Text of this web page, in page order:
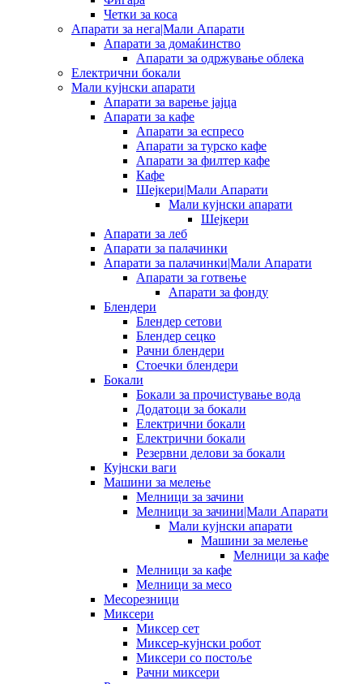
Четки за коса
Апарати за нега|Мали Апарати
Апарати за домаќинство
Апарати за одржување облека
Електрични бокали
Мали кујнски апарати
Апарати за варење јајца
Апарати за кафе
Апарати за еспресо
Апарати за турско кафе
Апарати за филтер кафе
Кафе
Шејкери|Мали Апарати
Мали кујнски апарати
Шејкери
Апарати за леб
Апарати за палачинки
Апарати за палачинки|Мали Апарати
Апарати за готвење
Апарати за фонду
Блендери
Блендер сетови
Блендер сецко
Рачни блендери
Стоечки блендери
Бокали
Бокали за прочистување вода
Додатоци за бокали
Електрични бокали
Електрични бокали
Резервни делови за бокали
Кујнски ваги
Машини за мелење
Мелници за зачини
Мелници за зачини|Мали Апарати
Мали кујнски апарати
Машини за мелење
Мелници за кафе
Мелници за кафе
Мелници за месо
Месорезници
Миксери
Миксер сет
Миксер-кујнски робот
Миксери со постоље
Рачни миксери